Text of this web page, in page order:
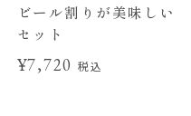
ビール割りが美味しい
セット
¥7,720税込